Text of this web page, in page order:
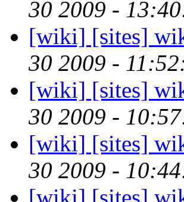
30 2009 -
[wiki] [sites]
30 2009 -
[wiki] [sites]
30 2009 -
[wiki] [sites]
30 2009 -
[wiki] [sites]